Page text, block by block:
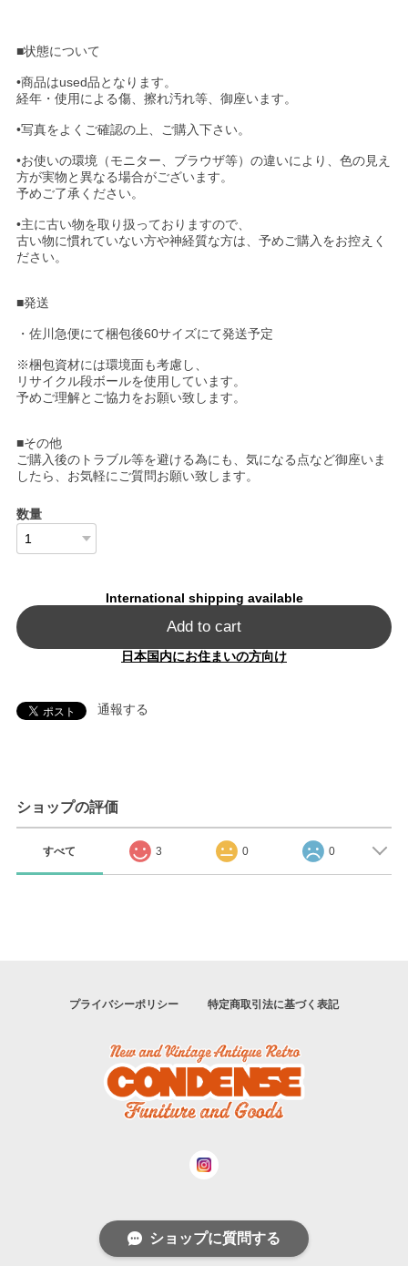
■状態について
•商品はused品となります。
経年・使用による傷、擦れ汚れ等、御座います。
•写真をよくご確認の上、ご購入下さい。
•お使いの環境（モニター、ブラウザ等）の違いにより、色の見え
方が実物と異なる場合がございます。
予めご了承ください。
•主に古い物を取り扱っておりますので、
古い物に慣れていない方や神経質な方は、予めご購入をお控えく
ださい。
■発送
・佐川急便にて梱包後60サイズにて発送予定
※梱包資材には環境面も考慮し、
リサイクル段ボールを使用しています。
予めご理解とご協力をお願い致します。
■その他
ご購入後のトラブル等を避ける為にも、気になる点など御座いま
したら、お気軽にご質問お願い致します。
数量
International shipping available
Add to cart
日本国内にお住まいの方向け
通報する
ショップの評価
すべて 3 0 0
プライバシーポリシー 特定商取引法に基づく表記
© condense2011
ショップに質問する